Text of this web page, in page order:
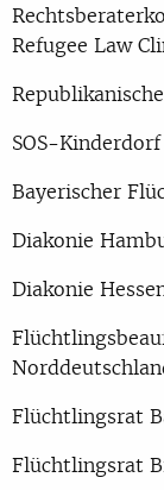
Refugee Law
SOS-
Bayerischer
Diakonie
Diakonie
Flüchtlingsrat
Flüchtlingsrat